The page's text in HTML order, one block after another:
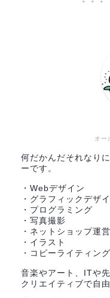
オー
何だかんだそれなり
ーです。
・Webデザイン
・グラフィックデザ
・プログラミング
・写真撮影
・ネットショップ運
・イラスト
・コピーライティン
音楽やアート、ITや
クリエイティブで自